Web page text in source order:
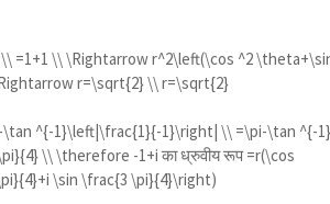
=1+1 \\ \Rightarrow r^2\left(\cos ^2
r=\sqrt{2} \\ r=\sqrt{2}
^{-1}\left|\frac{1}{-1}\right| \\ =\pi-\tan ^{-
\\ \therefore -1+i का ध्रुवीय रूप =r(\cos
\sin \frac{3 \pi}{4}\right)